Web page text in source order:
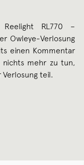
RL770 –
Owleye-Verlosung
einen Kommentar
nichts mehr zu tun,
teil.